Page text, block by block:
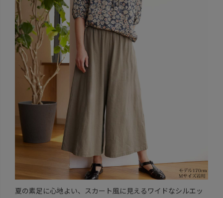
夏の素足に心地よい、スカート風に見えるワイドなシルエッ